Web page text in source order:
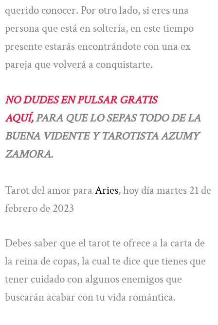
querido conocer. Por otro lado, si eres una
persona que está en soltería, en este tiempo
presente estarás encontrándote con una ex
pareja que volverá a conquistarte.
NO DUDES EN PULSAR GRATIS
AQUÍ,PARA QUE LO SEPAS TODO DE LA
BUENA VIDENTE Y TAROTISTA AZUMY
ZAMORA.
Tarot del amor para Aries, hoy día martes 21 de
febrero de 2023
Debes saber que el tarot te ofrece a la carta de
la reina de copas, la cual te dice que tienes que
tener cuidado con algunos enemigos que
buscarán acabar con tu vida romántica.